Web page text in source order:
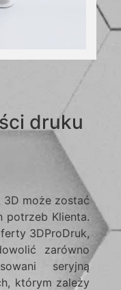
druku
3D może zostać
potrzeb Klienta.
3DProDruk,
zarówno
seryjną
którym zależy